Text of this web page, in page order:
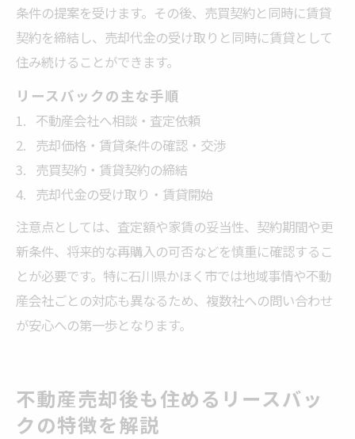
条件の提案を受けます。その後、売買契約と同時に賃貸
契約を締結し、売却代金の受け取りと同時に賃貸として
住み続けることができます。
リースバックの主な手順
不動産会社へ相談・査定依頼
売却価格・賃貸条件の確認・交渉
売買契約・賃貸契約の締結
売却代金の受け取り・賃貸開始
注意点としては、査定額や家賃の妥当性、契約期間や更
新条件、将来的な再購入の可否などを慎重に確認するこ
とが必要です。特に石川県かほく市では地域事情や不動
産会社ごとの対応も異なるため、複数社への問い合わせ
が安心への第一歩となります。
不動産売却後も住めるリースバッ
クの特徴を解説